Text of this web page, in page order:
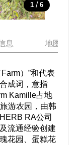
1 / 6
息 地图
）”和代表
成词，意指
Kamille占地
游农园，由韩
RA公司
流通经验创建
花园、蛋糕花